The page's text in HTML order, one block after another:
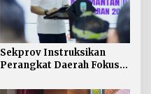
Sekprov Instruksikan
Perangkat Daerah Fokus